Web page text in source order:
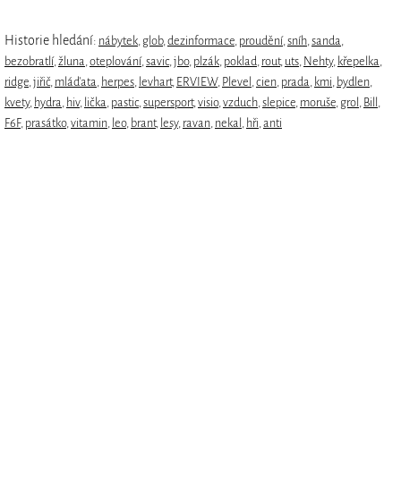
Historie hledání: nábytek glob, dezinformace proudění, sníh sanda
bezobratlí, žluna oteplování, savic, jbo, plzák poklad rout, uts Nehty, křepelka
ridge jiřič, mláďata herpes levhart, ERVIEW, Plevel cien prada kmi bydlen
kvety, hydra hiv, lička pastic, supersport, visio, vzduch slepice moruše grol Bill
F6F, prasátko, vitamin leo, brant, lesy, ravan nekal hři anti